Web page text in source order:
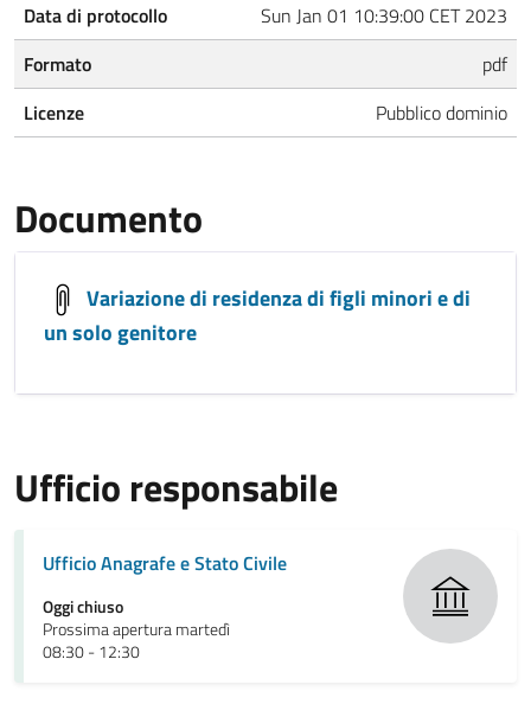
Data di protocollo
Sun Jan 01 10:39:00 CET 2023
Formato
pdf
Licenze
Pubblico dominio
Documento
Variazione di residenza di figli minori e di
un solo genitore
Ufficio responsabile
Ufficio Anagrafe e Stato Civile
Oggi chiuso
Prossima apertura martedì
08:30 - 12:30